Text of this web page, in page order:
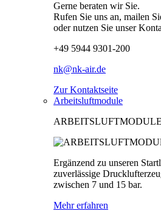
Gerne beraten wir Sie.
Rufen Sie uns an, mailen
oder nutzen Sie unser
+49 5944 9301-200
nk@nk-air.de
Zur Kontaktseite
Arbeitsluftmodule
ARBEITSLUFTMODULE
Ergänzend zu unseren
zuverlässige
zwischen 7 und 15 bar.
Mehr erfahren